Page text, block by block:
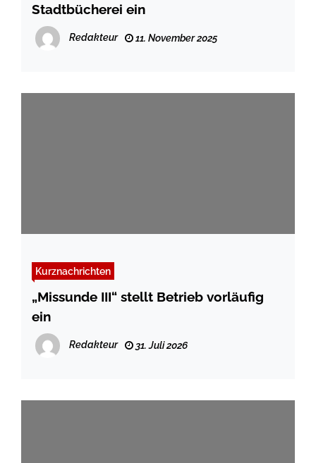
Stadtbücherei ein
Redakteur 11. November 2025
Kurznachrichten
„Missunde III“ stellt Betrieb vorläufig
ein
Redakteur 31. Juli 2026